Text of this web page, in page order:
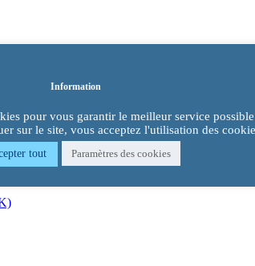
Information
pour vous garantir le meilleur service
sur le site, vous acceptez l'utilisation des
tout Paramètres des cookies